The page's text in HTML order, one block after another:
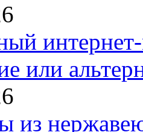
или
из